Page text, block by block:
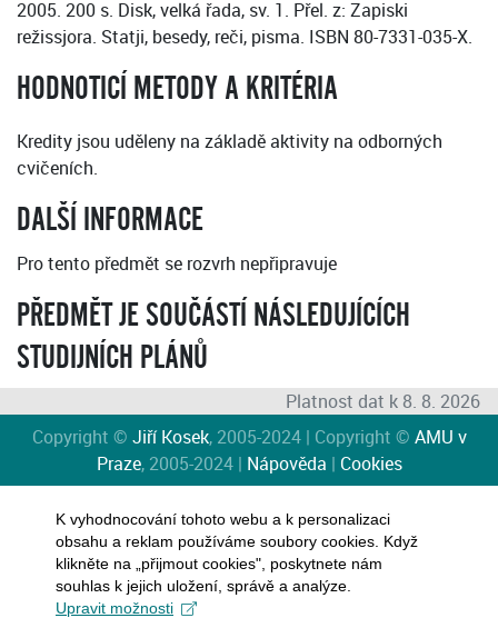
2005. 200 s. Disk, velká řada, sv. 1. Přel. z: Zapiski
režissjora. Statji, besedy, reči, pisma. ISBN 80-7331-035-X.
HODNOTICÍ METODY A KRITÉRIA
Kredity jsou uděleny na základě aktivity na odborných
cvičeních.
DALŠÍ INFORMACE
Pro tento předmět se rozvrh nepřipravuje
PŘEDMĚT JE SOUČÁSTÍ NÁSLEDUJÍCÍCH
STUDIJNÍCH PLÁNŮ
Platnost dat k 8. 8. 2026
Copyright © Jiří Kosek, 2005-2024 | Copyright © AMU v
Praze, 2005-2024 | Nápověda | Cookies
K vyhodnocování tohoto webu a k personalizaci
obsahu a reklam používáme soubory cookies. Když
klikněte na „přijmout cookies", poskytnete nám
souhlas k jejich uložení, správě a analýze.
Upravit možnosti